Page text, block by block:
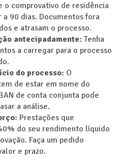
o comprovativo de residência
90 dias. Documentos fora
e atrasam o processo.
antecipadamente: Tenha
a carregar para o processo
do processo: O
de estar em nome do
de conta conjunta pode
a análise.
Prestações que
do seu rendimento líquido
Faça um pedido
e prazo.